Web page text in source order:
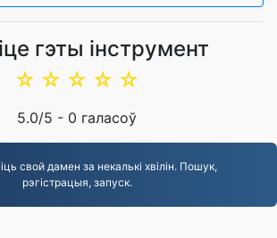
гэты інструмент
☆
☆
☆
☆
☆
5.0/5 - 0 галасоў
свой дамен за некалькі хвілін. Пошук,
рэгістрацыя, запуск.